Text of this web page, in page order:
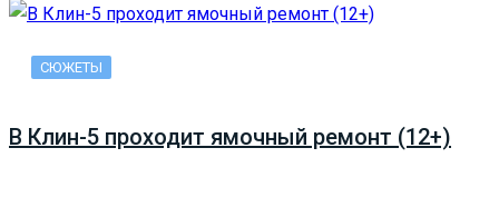
СЮЖЕТЫ
В Клин-5 проходит ямочный ремонт (12+)